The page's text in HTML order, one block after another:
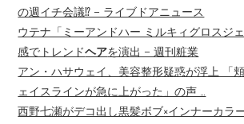
の週イチ会議⁉︎ – ライブドアニュース
ウテナ「ミーアンドハー ミルキィグロスジ
感でトレンドヘアを演出 – 週刊粧業
アン・ハサウェイ、美容整形疑惑が浮上 「
ェイスラインが急に上がった」の声 …
西野七瀬がデコ出し黒髪ボブ×インナーカラ